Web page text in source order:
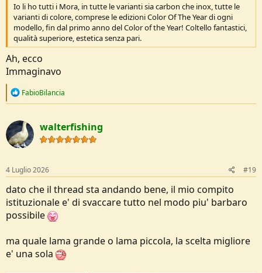
Io li ho tutti i Mora, in tutte le varianti sia carbon che inox, tutte le
varianti di colore, comprese le edizioni Color Of The Year di ogni
modello, fin dal primo anno del Color of the Year! Coltello fantastici,
qualità superiore, estetica senza pari.
Ah, ecco
Immaginavo
R
c
t
i
o
s
:
FabioBilancia
walterfishing
4 Luglio 2026 #19
dato che il thread sta andando bene, il mio compito
istituzionale e' di svaccare tutto nel modo piu' barbaro
possibile
ma quale lama grande o lama piccola, la scelta migliore
e' una sola